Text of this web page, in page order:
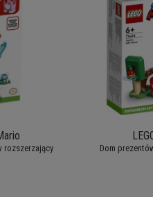
rozszerzający Dom